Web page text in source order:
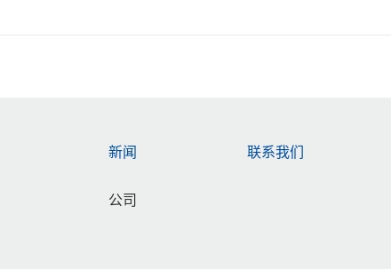
新闻
公司
联系我们